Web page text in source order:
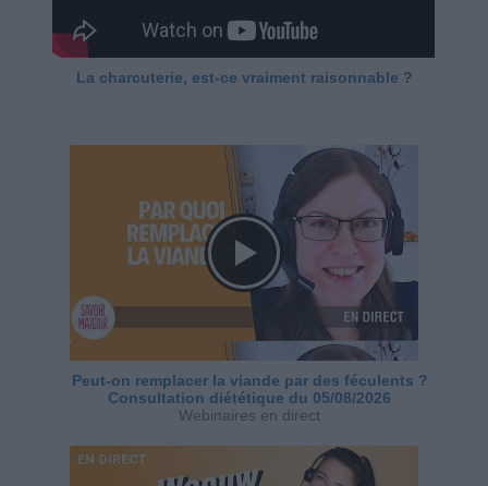
La charcuterie, est-ce vraiment raisonnable ?
Peut-on remplacer la viande par des féculents ?
Consultation diététique du 05/08/2026
Webinaires en direct